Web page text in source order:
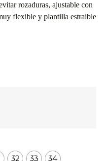
rozaduras, ajustable con
flexible y plantilla estraible
32 33 34